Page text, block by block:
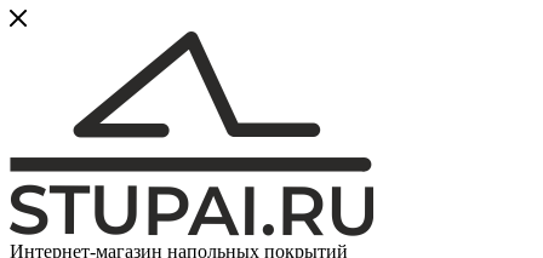
Интернет-магазин напольных покрытий